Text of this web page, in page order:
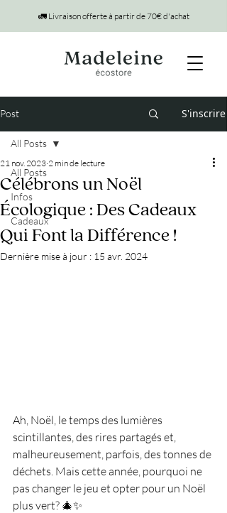
🚛 Livraison offerte à partir de 70€ d'achat
Post S'inscrire
All Posts
Infos
Cadeaux
All Posts
Célébrons un Noël
Écologique : Des Cadeaux
Qui Font la Différence !
21 nov. 2023 2 min de lecture
Dernière mise à jour : 15 avr. 2024
Ah, Noël, le temps des lumières
scintillantes, des rires partagés et,
malheureusement, parfois, des tonnes de
déchets. Mais cette année, pourquoi ne
pas changer le jeu et opter pour un Noël
plus vert? 🎄✨